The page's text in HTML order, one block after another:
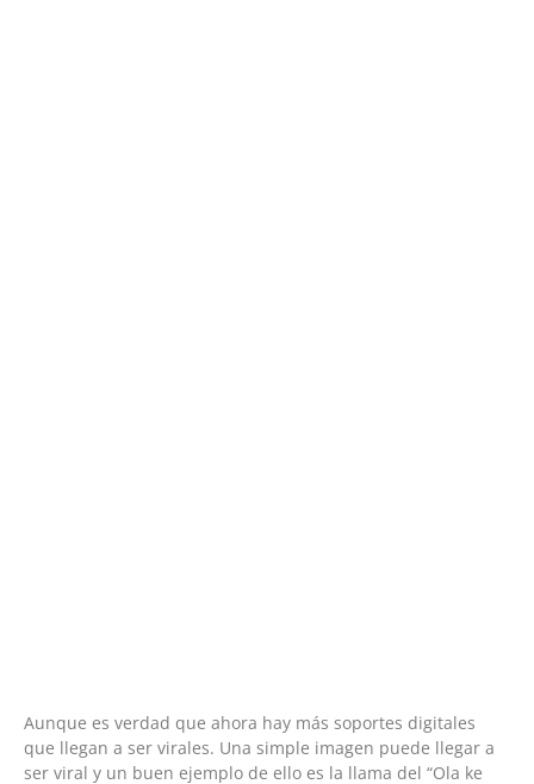
Aunque es verdad que ahora hay más soportes digitales
que llegan a ser virales. Una simple imagen puede llegar a
ser viral y un buen ejemplo de ello es la llama del “Ola ke